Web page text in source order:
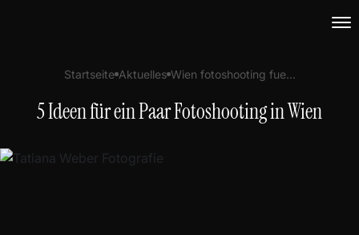
Startseite Aktuelles Wien fotoshooting fue...
5 Ideen für ein Paar Fotoshooting in Wien